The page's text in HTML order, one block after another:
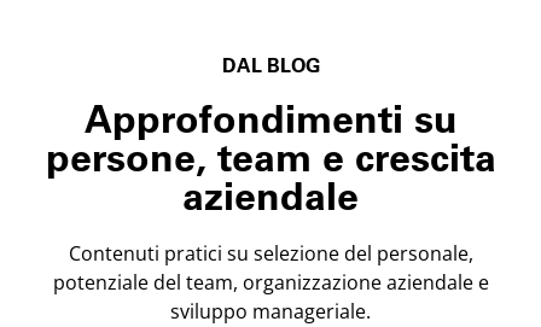
DAL BLOG
Approfondimenti su
persone, team e crescita
aziendale
Contenuti pratici su selezione del personale,
potenziale del team, organizzazione aziendale e
sviluppo manageriale.